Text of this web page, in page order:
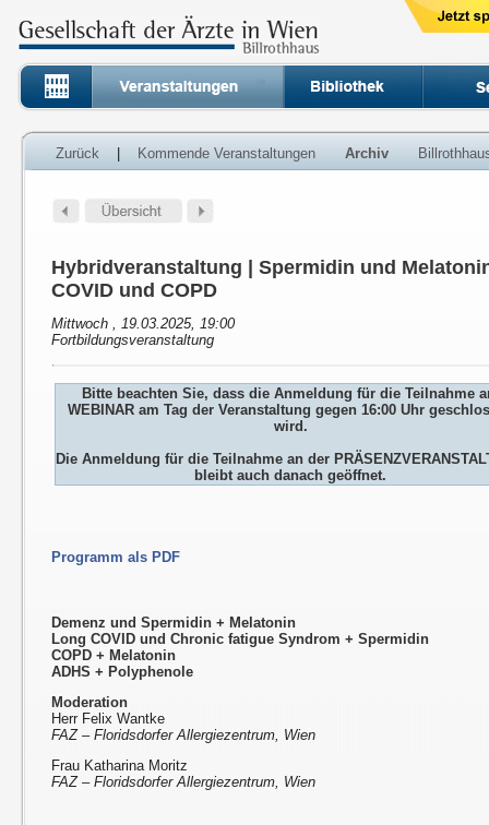
Zurück Kommende Veranstaltungen Archiv
Hybridveranstaltung | Spermidin und
COVID und COPD
Mittwoch , 19.03.2025, 19:00
Fortbildungsveranstaltung
Bitte beachten Sie, dass die Anmeldung für die Teilnahme
WEBINAR am Tag der Veranstaltung gegen 16:00 Uhr
wird.
Die Anmeldung für die Teilnahme an der
bleibt auch danach geöffnet.
Programm als PDF
Demenz und Spermidin + Melatonin
Long COVID und Chronic fatigue Syndrom + Spermidin
COPD + Melatonin
ADHS + Polyphenole
Moderation
Herr Felix Wantke
FAZ – Floridsdorfer Allergiezentrum, Wien
Frau Katharina Moritz
FAZ – Floridsdorfer Allergiezentrum, Wien